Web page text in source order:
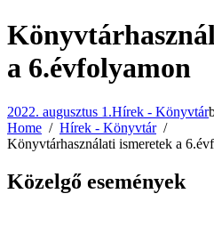
a 6.évfolyamon
2022. augusztus 1.Hírek - Könyvtár
Home
Hírek - Könyvtár
Könyvtárhasználati ismeretek a
Közelgő események